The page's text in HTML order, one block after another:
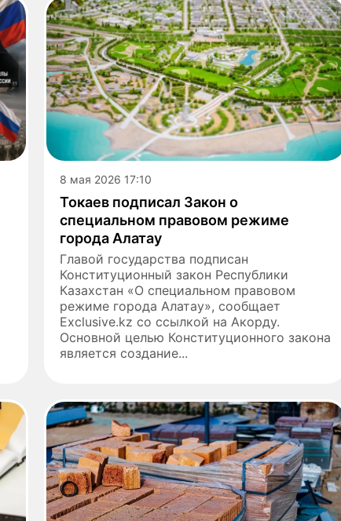
8 мая 2026 17:10
Токаев подписал Закон о
специальном правовом режиме
города Алатау
Главой государства подписан
Конституционный закон Республики
Казахстан «О специальном правовом
режиме города Алатау», сообщает
Еxclusive.kz со ссылкой на Акорду.
Основной целью Конституционного закона
является создание...